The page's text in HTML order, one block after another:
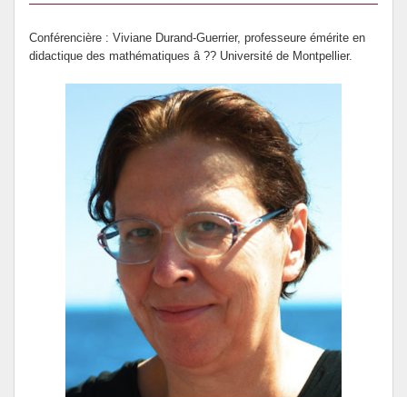
Conférencière : Viviane Durand-Guerrier, professeure émérite en
didactique des mathématiques â ?? Université de Montpellier.